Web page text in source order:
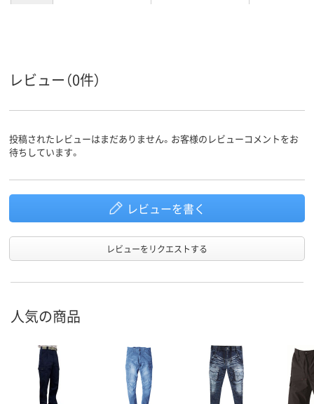
レビュー（0件）
投稿されたレビューはまだありません。お客様のレビューコメントをお
待ちしています。
レビューを書く
レビューをリクエストする
人気の商品